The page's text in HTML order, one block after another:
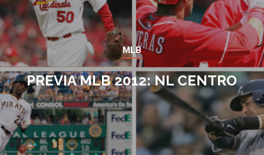
MLB
PREVIA MLB 2012: NL CENTRO